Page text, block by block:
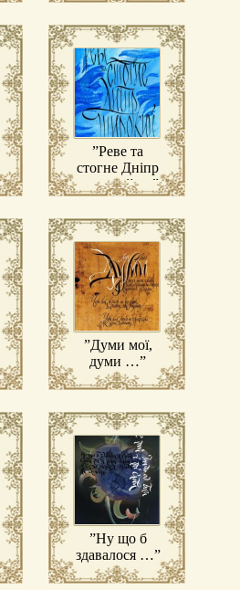
”Реве та
стогне Дніпр
широкий …”
”Думи мої,
думи …”
”Ну що б
здавалося …”